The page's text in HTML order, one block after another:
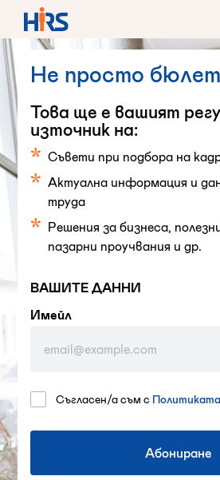
Не просто
Това ще е вашият
източник на:
Съвети при подбора на
Актуална информация и
труда
Решения за бизнеса,
пазарни проучвания и др.
ВАШИТЕ ДАННИ
Имейл
Съгласен/а съм с